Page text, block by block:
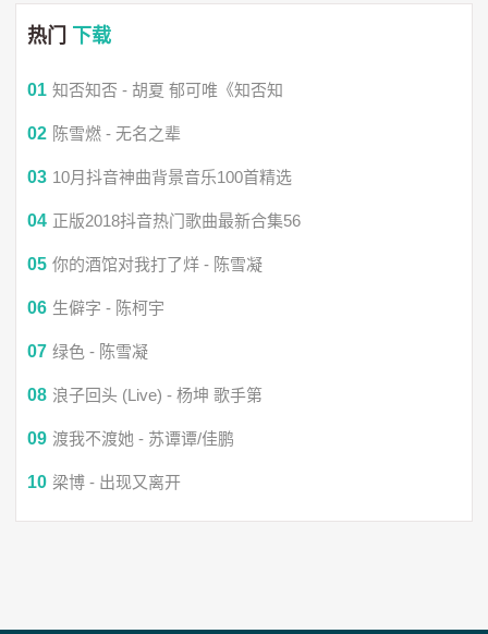
允许你一路哭但是不许停
允许你不勇敢不要认了怂
热门 下载
01 知否知否 - 胡夏 郁可唯《知否知
02 陈雪燃 - 无名之辈
03 10月抖音神曲背景音乐100首精选
04 正版2018抖音热门歌曲最新合集56
05 你的酒馆对我打了烊 - 陈雪凝
06 生僻字 - 陈柯宇
07 绿色 - 陈雪凝
08 浪子回头 (Live) - 杨坤 歌手第
09 渡我不渡她 - 苏谭谭/佳鹏
10 梁博 - 出现又离开